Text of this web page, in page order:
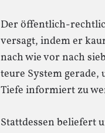
Der öffentlich-
versagt, indem er
nach wie vor nach
teure System
Tiefe informiert zu
Stattdessen beliefert